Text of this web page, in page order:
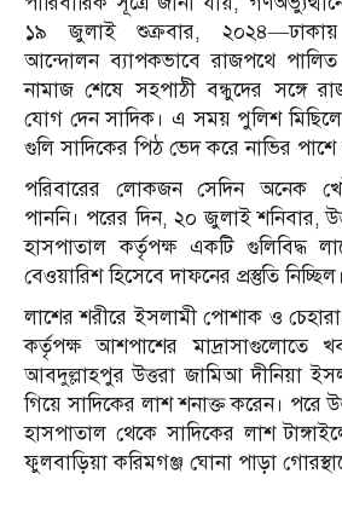
১৯ জুলাই শুক্রবার, ২০২৪—ঢাকায়
আন্দোলন ব্যাপকভাবে রাজপথে পালিত
নামাজ শেষে সহপাঠী বন্ধুদের সঙ্গে
যোগ দেন সাদিক। এ সময় পুলিশ
গুলি সাদিকের পিঠ ভেদ করে নাভির
পরিবারের লোকজন সেদিন অনেক
পাননি। পরের দিন, ২০ জুলাই শনিবার,
হাসপাতাল কর্তৃপক্ষ একটি গুলিবিদ্ধ
বেওয়ারিশ হিসেবে দাফনের প্রস্তুতি নিচ্ছিল।
লাশের শরীরে ইসলামী পোশাক ও
কর্তৃপক্ষ আশপাশের মাদ্রাসাগুলোতে
আবদুল্লাহপুর উত্তরা জামিআ দীনিয়া
গিয়ে সাদিকের লাশ শনাক্ত করেন। পরে
হাসপাতাল থেকে সাদিকের লাশ
ফুলবাড়িয়া করিমগঞ্জ ঘোনা পাড়া